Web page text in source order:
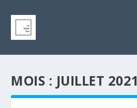
MOIS : JUILLET 2021